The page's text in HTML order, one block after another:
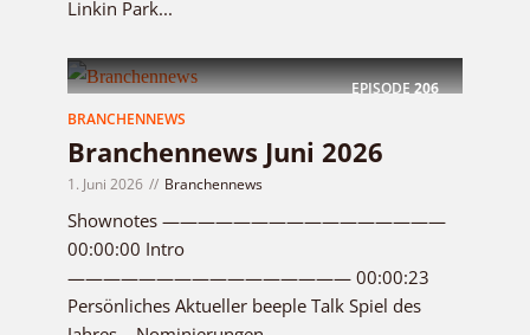
Linkin Park...
EPISODE206
BRANCHENNEWS
Branchennews Juni 2026
1. Juni 2026 Branchennews
Shownotes ————————————————
00:00:00 Intro
———————————————— 00:00:23
Persönliches Aktueller beeple Talk Spiel des